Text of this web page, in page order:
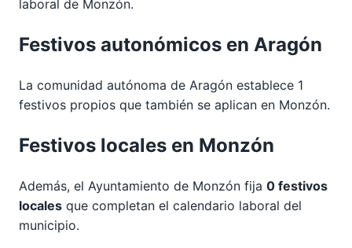
laboral de Monzón.
Festivos autonómicos en Aragón
La comunidad autónoma de Aragón establece 1
festivos propios que también se aplican en Monzón.
Festivos locales en Monzón
Además, el Ayuntamiento de Monzón fija 0 festivos
locales que completan el calendario laboral del
municipio.